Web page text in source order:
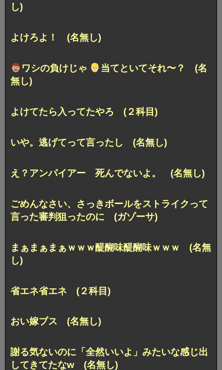
し)
よけろよ！ (名無し)
ワシの負けじゃ
当てといてそれ〜？ (名
無し)
よけてたら入ってたやろ (２科目)
いや。逃げてって言ったし (名無し)
え？アンパイアー 死んでないよ。 (名無し)
ごめんなさい、さっきボールをストライクって
言った審判狙ったのに (ガゾーサ)
まぁまぁまぁｗｗｗ醍醐味醍醐味ｗｗｗ (名無
し)
省エネ省エネ (２科目)
おい嫁ブス (名無し)
謝る気ないのに「全然いいよ」みたいな感じ出
してきてたなw (名無し)